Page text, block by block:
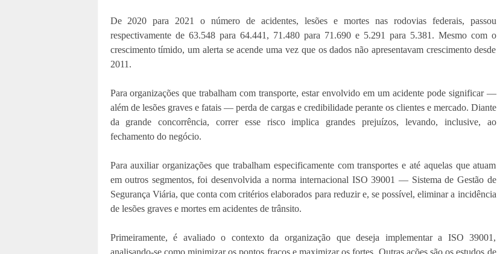
De 2020 para 2021 o número de acidentes, lesões e mortes nas rodovias federais, passou
respectivamente de 63.548 para 64.441, 71.480 para 71.690 e 5.291 para 5.381. Mesmo com o
crescimento tímido, um alerta se acende uma vez que os dados não apresentavam crescimento desde
2011.
Para organizações que trabalham com transporte, estar envolvido em um acidente pode significar —
além de lesões graves e fatais — perda de cargas e credibilidade perante os clientes e mercado. Diante
da grande concorrência, correr esse risco implica grandes prejuízos, levando, inclusive, ao
fechamento do negócio.
Para auxiliar organizações que trabalham especificamente com transportes e até aquelas que atuam
em outros segmentos, foi desenvolvida a norma internacional ISO 39001 — Sistema de Gestão de
Segurança Viária, que conta com critérios elaborados para reduzir e, se possível, eliminar a incidência
de lesões graves e mortes em acidentes de trânsito.
Primeiramente, é avaliado o contexto da organização que deseja implementar a ISO 39001,
analisando-se como minimizar os pontos fracos e maximizar os fortes. Outras ações são os estudos de